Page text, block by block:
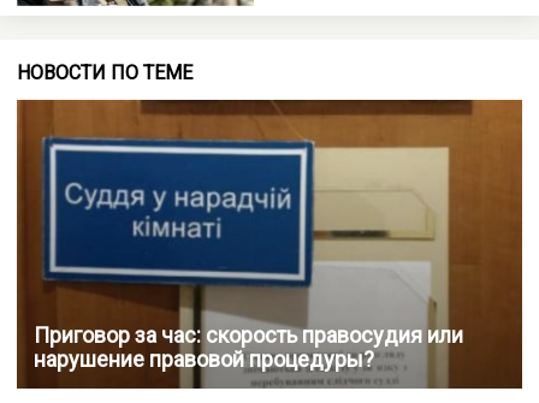
НОВОСТИ ПО ТЕМЕ
Приговор за час: скорость правосудия или
нарушение правовой процедуры?